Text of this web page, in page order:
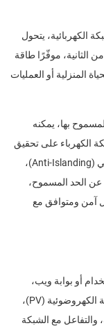
الكهربائية، يتحول
الثانية، موفّرًا طاقة
المنزلية أو العمليات
بها، يمكنه
الكهرباء على تحقيق
التوازن. ومزودٌ بميزات مثل الحماية من العزل الذاتي (Anti-Islanding)،
عن الحد المسموح،
آمن ومتوافق مع
أو بوابة ويب،
يمكنك مراقبة البيانات الفورية المتعلقة بتوليد الطاقة الكهروضوئية (PV)،
والتفاعل مع الشبكة